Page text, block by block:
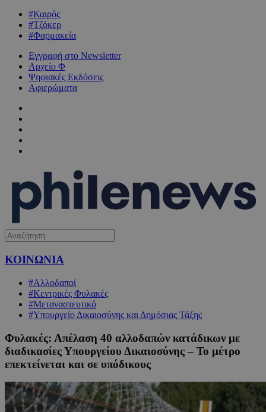
#Καιρός
#Τζόκερ
#Φαρμακεία
Εγγραφή στο Newsletter
Αρχείο Φ
Ψηφιακές Εκδόσεις
Αφιερώματα
ΚΟΙΝΩΝΙΑ
#Αλλοδαποί
#Κεντρικές Φυλακές
#Μεταναστευτικό
#Υπουργείο Δικαιοσύνης και Δημόσιας Τάξης
Φυλακές: Απέλαση 40 αλλοδαπών κατάδικων με
διαδικασίες Υπουργείου Δικαιοσύνης – Το μέτρο
επεκτείνεται και σε υπόδικους